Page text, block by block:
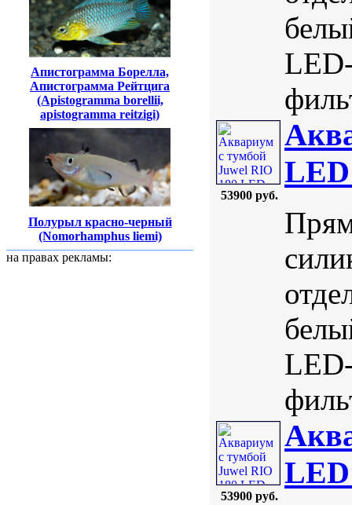
Апистограмма Борелла,
Апистограмма Рейтцига
(Apistogramma borellii,
аpistogramma reitzigi)
Полурыл красно-черный
(Nomorhamphus liemi)
на правах рекламы:
53900 руб.
LED
53900 руб.